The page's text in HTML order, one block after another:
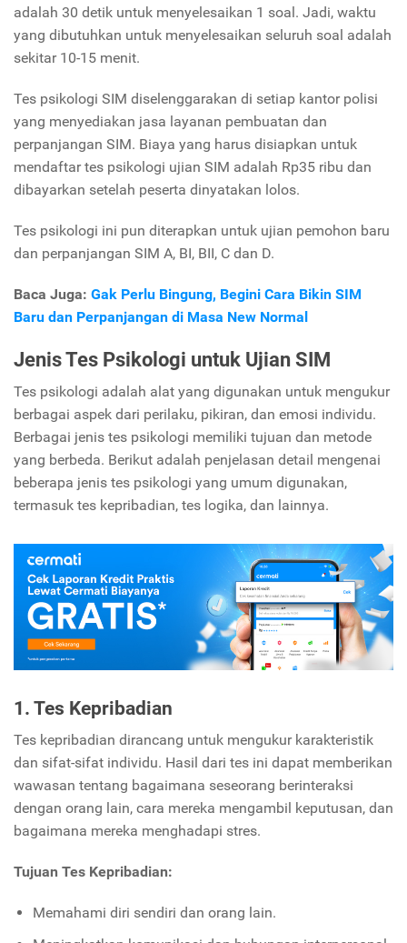
adalah 30 detik untuk menyelesaikan 1 soal. Jadi, waktu
yang dibutuhkan untuk menyelesaikan seluruh soal adalah
sekitar 10-15 menit.
Tes psikologi SIM diselenggarakan di setiap kantor polisi
yang menyediakan jasa layanan pembuatan dan
perpanjangan SIM. Biaya yang harus disiapkan untuk
mendaftar tes psikologi ujian SIM adalah Rp35 ribu dan
dibayarkan setelah peserta dinyatakan lolos.
Tes psikologi ini pun diterapkan untuk ujian pemohon baru
dan perpanjangan SIM A, BI, BII, C dan D.
Baca Juga: Gak Perlu Bingung, Begini Cara Bikin SIM
Baru dan Perpanjangan di Masa New Normal
Jenis Tes Psikologi untuk Ujian SIM
Tes psikologi adalah alat yang digunakan untuk mengukur
berbagai aspek dari perilaku, pikiran, dan emosi individu.
Berbagai jenis tes psikologi memiliki tujuan dan metode
yang berbeda. Berikut adalah penjelasan detail mengenai
beberapa jenis tes psikologi yang umum digunakan,
termasuk tes kepribadian, tes logika, dan lainnya.
1. Tes Kepribadian
Tes kepribadian dirancang untuk mengukur karakteristik
dan sifat-sifat individu. Hasil dari tes ini dapat memberikan
wawasan tentang bagaimana seseorang berinteraksi
dengan orang lain, cara mereka mengambil keputusan, dan
bagaimana mereka menghadapi stres.
Tujuan Tes Kepribadian:
Memahami diri sendiri dan orang lain.